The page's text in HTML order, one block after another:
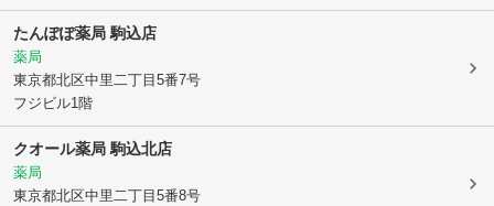
たんぽぽ薬局 駒込店
薬局
東京都北区中里二丁目5番7号
フジビル1階
クオール薬局 駒込北店
薬局
東京都北区中里二丁目5番8号